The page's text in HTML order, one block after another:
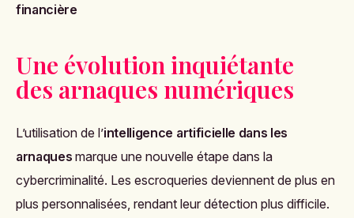
financière
Une évolution inquiétante
des arnaques numériques
L’utilisation de l’intelligence artificielle dans les
arnaques marque une nouvelle étape dans la
cybercriminalité. Les escroqueries deviennent de plus en
plus personnalisées, rendant leur détection plus difficile.